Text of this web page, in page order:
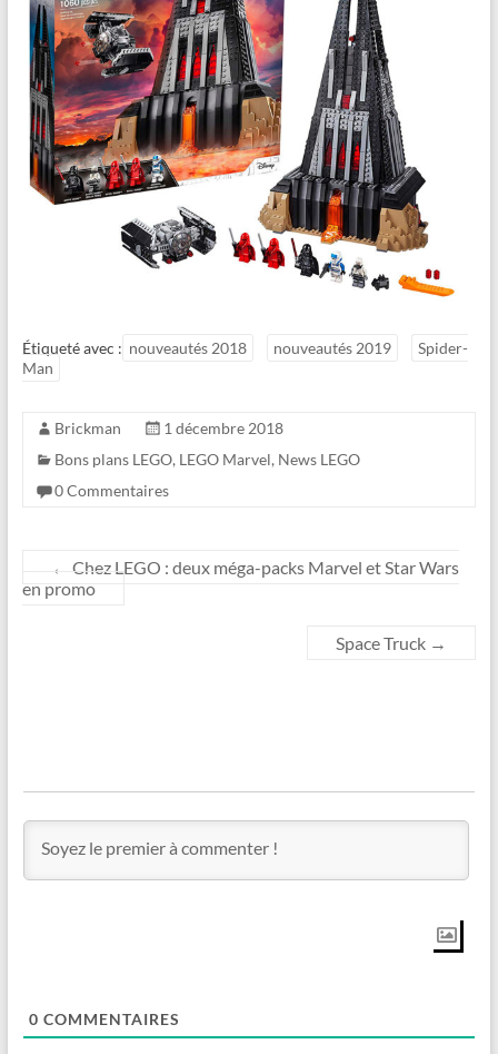
Étiqueté avec : nouveautés 2018 nouveautés 2019
Spider-
Man
Brickman
1 décembre 2018
Bons plans LEGO, LEGO Marvel, News LEGO
0 Commentaires
←
Chez LEGO : deux méga-packs Marvel et Star Wars
en promo
Space Truck →
0 COMMENTAIRES